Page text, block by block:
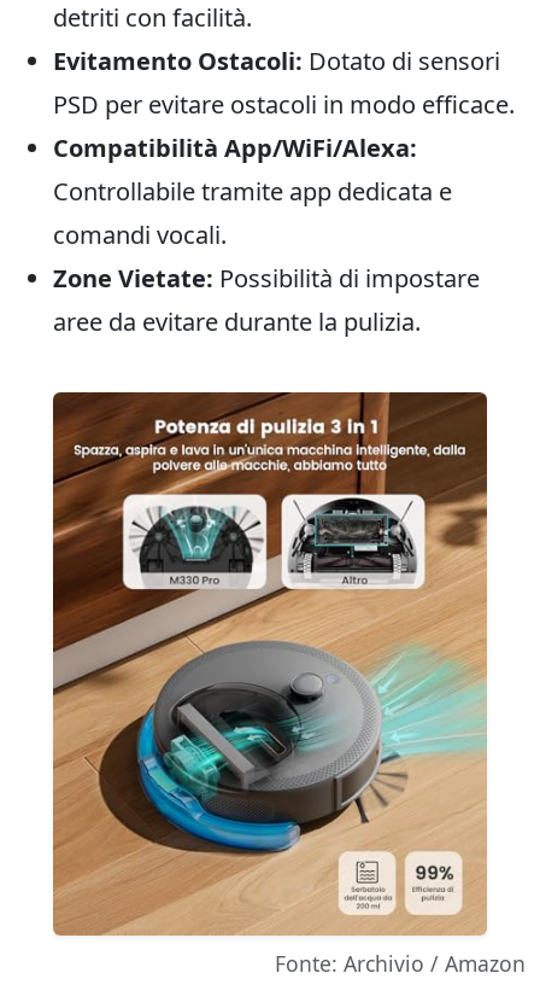
detriti con facilità.
Evitamento Ostacoli: Dotato di sensori
PSD per evitare ostacoli in modo efficace.
Compatibilità App/WiFi/Alexa:
Controllabile tramite app dedicata e
comandi vocali.
Zone Vietate: Possibilità di impostare
aree da evitare durante la pulizia.
Fonte: Archivio / Amazon